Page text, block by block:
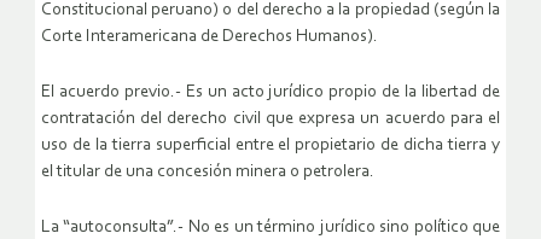
Constitucional peruano) o del derecho a la propiedad (según la
Corte Interamericana de Derechos Humanos).
El acuerdo previo.- Es un acto jurídico propio de la libertad de
contratación del derecho civil que expresa un acuerdo para el
uso de la tierra superficial entre el propietario de dicha tierra y
el titular de una concesión minera o petrolera.
La “autoconsulta”.- No es un término jurídico sino político que